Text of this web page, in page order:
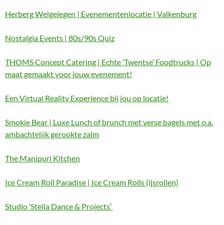
Herberg Welgelegen | Evenementenlocatie | Valkenburg
Nostalgia Events | 80s/90s Quiz
THOMS Concept Catering | Echte ‘Twentse’ Foodtrucks | Op
maat gemaakt voor jouw evenement!
Een Virtual Reality Experience bij jou op locatie!
Smokie Bear | Luxe Lunch of brunch met verse bagels met o.a.
ambachtelijk gerookte zalm
The Manipuri Kitchen
Ice Cream Roll Paradise | Ice Cream Rolls (ijsrollen)
Studio ‘Stella Dance & Projects’